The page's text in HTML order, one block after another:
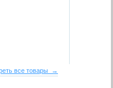
все товары →